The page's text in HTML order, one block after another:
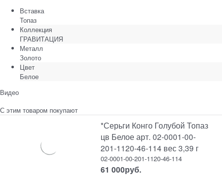
Вставка
Топаз
Коллекция
ГРАВИТАЦИЯ
Металл
Золото
Цвет
Белое
Видео
С этим товаром покупают
*Серьги Конго Голубой Топаз
цв Белое арт. 02-0001-00-
201-1120-46-114 вес 3,39 г
02-0001-00-201-1120-46-114
61 000руб.